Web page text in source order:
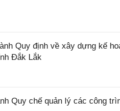
Quy định về xây dựng kế
Đắk Lắk
Quy chế quản lý các công